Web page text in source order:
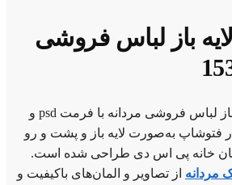
باز لباس فروشی
دانلود کارت ویزیت لایه باز لباس فروشی مردانه با فرمت psd و
فتوشاپ به‌صورت لایه باز و پشت و رو
خانه پی اس دی طراحی شده است.
مردانه از تصاویر و المان‌های باکیفیت و